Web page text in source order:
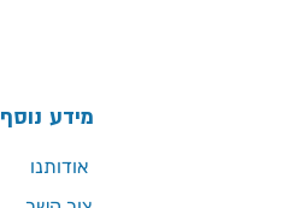
מידע נוסף
אודותנו